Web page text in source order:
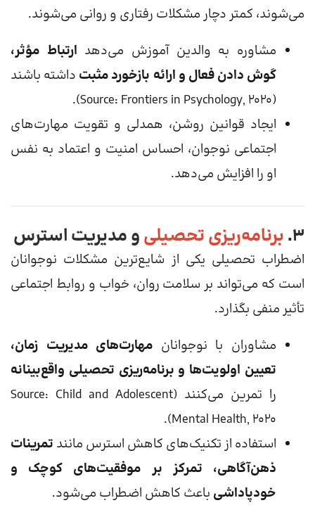
می‌شوند، کمتر دچار مشکلات رفتاری و روانی می‌شوند.
مشاوره به والدین آموزش می‌دهد ارتباط مؤثر،
گوش دادن فعال و ارائه بازخورد مثبت داشته باشند
(Source: Frontiers in Psychology, 2020).
ایجاد قوانین روشن، همدلی و تقویت مهارت‌های
اجتماعی نوجوان، احساس امنیت و اعتماد به نفس
او را افزایش می‌دهد.
۳. برنامه‌ریزی تحصیلیو مدیریت استرس
اضطراب تحصیلی یکی از شایع‌ترین مشکلات نوجوانان
است که می‌تواند بر سلامت روان، خواب و روابط اجتماعی
تأثیر منفی بگذارد.
مشاوران با نوجوانان مهارت‌های مدیریت زمان،
تعیین اولویت‌ها و برنامه‌ریزی تحصیلی واقع‌بینانه
را تمرین می‌کنند (Source: Child and Adolescent
Mental Health, 2020).
استفاده از تکنیک‌های کاهش استرس مانند تمرینات
ذهن‌آگاهی، تمرکز بر موفقیت‌های کوچک و
خودپاداشی باعث کاهش اضطراب می‌شود.